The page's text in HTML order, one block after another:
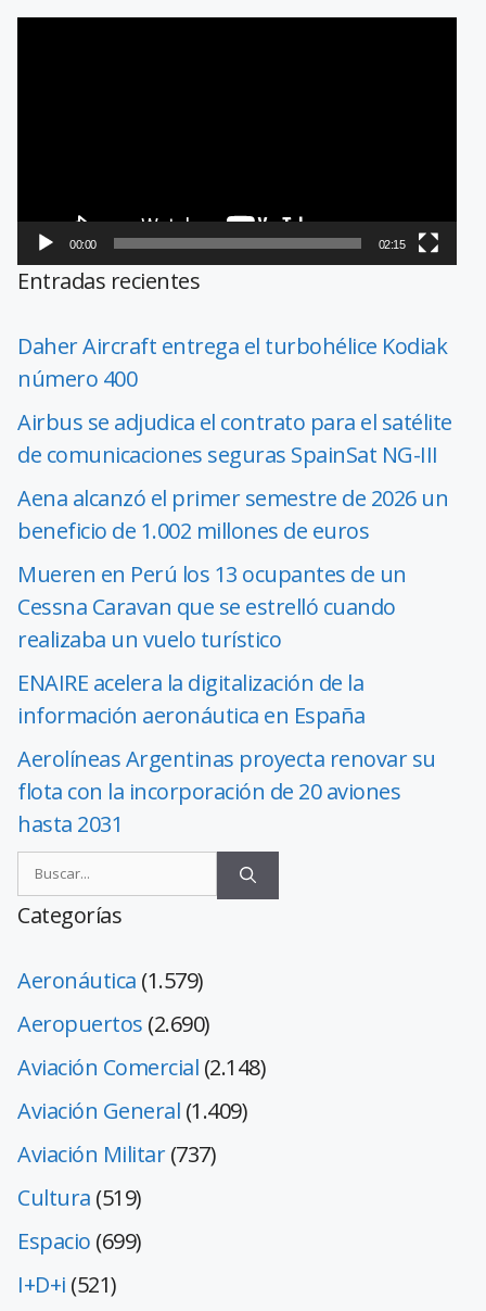
00:00 02:15
Entradas recientes
Daher Aircraft entrega el turbohélice Kodiak
número 400
Airbus se adjudica el contrato para el satélite
de comunicaciones seguras SpainSat NG-III
Aena alcanzó el primer semestre de 2026 un
beneficio de 1.002 millones de euros
Mueren en Perú los 13 ocupantes de un
Cessna Caravan que se estrelló cuando
realizaba un vuelo turístico
ENAIRE acelera la digitalización de la
información aeronáutica en España
Aerolíneas Argentinas proyecta renovar su
flota con la incorporación de 20 aviones
hasta 2031
Categorías
Aeronáutica (1.579)
Aeropuertos (2.690)
Aviación Comercial (2.148)
Aviación General (1.409)
Aviación Militar(737)
Cultura (519)
Espacio (699)
I+D+i (521)